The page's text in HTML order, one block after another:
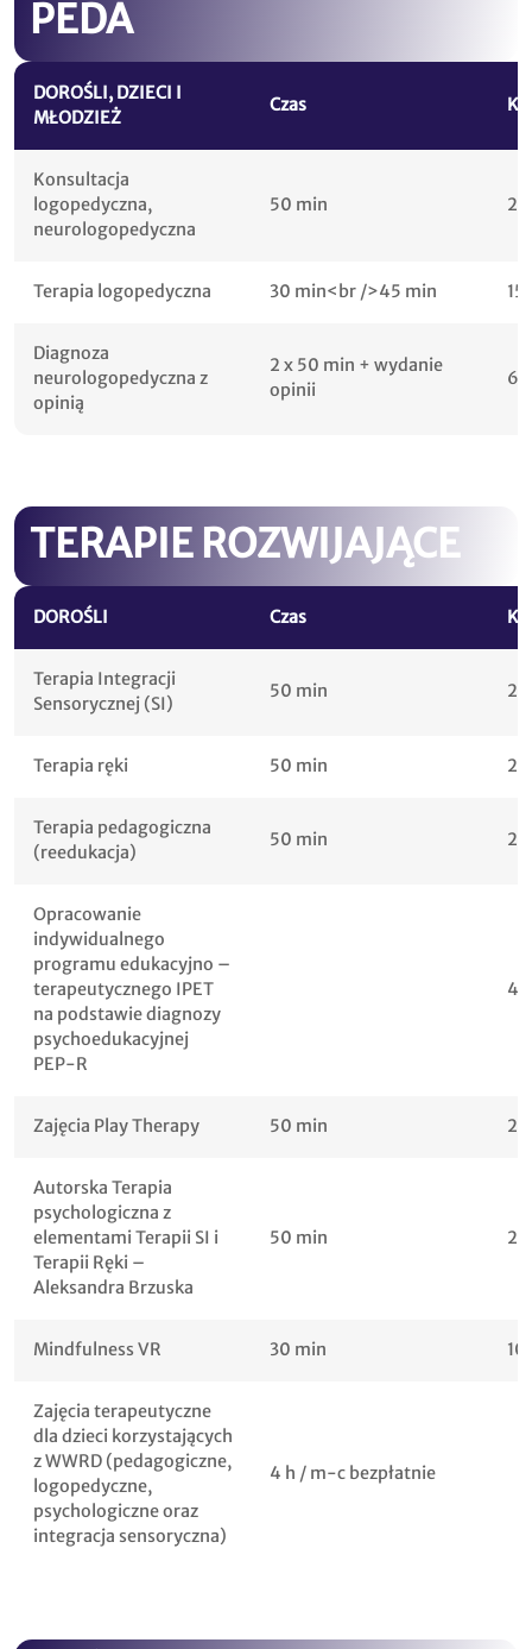
PEDA
DOROŚLI, DZIECI I
MŁODZIEŻ
Czas
Konsultacja
logopedyczna,
neurologopedyczna
50 min
Terapia logopedyczna 30 min<br />45 min
Diagnoza
neurologopedyczna z
opinią
2 x 50 min + wydanie
opinii
TERAPIE ROZWIJAJĄCE
DOROŚLI Czas
Terapia Integracji
Sensorycznej (SI)
50 min
Terapia ręki 50 min
Terapia pedagogiczna
(reedukacja)
50 min
Opracowanie
indywidualnego
programu edukacyjno –
terapeutycznego IPET
na podstawie diagnozy
psychoedukacyjnej
PEP-R
Zajęcia Play Therapy 50 min
Autorska Terapia
psychologiczna z
elementami Terapii SI i
Terapii Ręki –
Aleksandra Brzuska
50 min
Mindfulness VR 30 min
Zajęcia terapeutyczne
dla dzieci korzystających
z WWRD (pedagogiczne,
logopedyczne,
psychologiczne oraz
integracja sensoryczna)
4 h / m-c bezpłatnie